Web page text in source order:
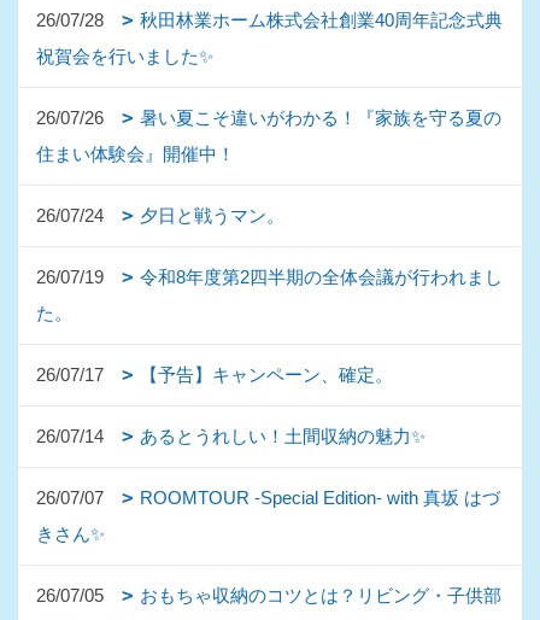
26/07/28
秋田林業ホーム株式会社創業40周年記念式典
祝賀会を行いました✨
26/07/26
暑い夏こそ違いがわかる！『家族を守る夏の
住まい体験会』開催中！
26/07/24 夕日と戦うマン。
26/07/19
令和8年度第2四半期の全体会議が行われまし
た。
26/07/17 【予告】キャンペーン、確定。
26/07/14 あるとうれしい！土間収納の魅力✨
26/07/07
ROOMTOUR -Special Edition- with 真坂 はづ
きさん✨
26/07/05
おもちゃ収納のコツとは？リビング・子供部